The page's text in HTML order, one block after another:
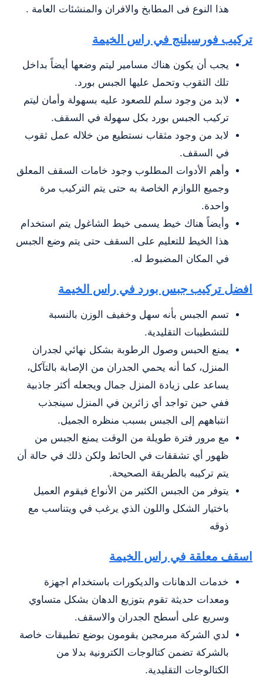
هذا النوع فى المطابخ والافران والمنشئات العامة .
تركيب فورسيلنج في راس الخيمة
يجب أن يكون هناك مسامير ليتم وضعها أيضاً بداخل
تلك الثقوب وتحمل عليها الجبس بورد.
لابد من وجود سلم للصعود عليه بسهولة وأمان ليتم
تركيب الجبس بورد بكل سهولة في السقف.
لابد من وجود مثقاب نستطيع من خلاله عمل ثقوب
في السقف.
وأهم الأدوات المطلوب وجود خامات السقف المعلق
وجميع اللوازم الخاصة به حتى يتم التركيب مرة
واحدة.
وأيضاً هناك خيط يسمى خيط الشاغول يتم استخدام
هذا الخيط للتعليم على السقف حتى يتم وضع الجبس
في المكان المضبوط له.
افضل تركيب جبس بورد في راس الخيمة
تسم الجبس بأنه سهل وخفيف الوزن بالنسبة
للتشطيبات التقليدية.
يمنع الحبس وصول الرطوبة بشكل نهائي لجدران
المنزل، كما أنه يحمي الجدران من الإصابة بالتآكل،
يساعد على زيادة المنزل جمال ويجعله أكثر جاذبية
ففي حين تواجد أي زائرين في المنزل سينجذب
انتباههم إلى الجبس بسبب منظره الجميل.
مع مرور فترة طويلة من الوقت يمنع الجبس من
ظهور أي تشققات في الحائط ولكن ذلك في حالة أن
يتم تركيبه بالطريقة الصحيحة.
يتوفر من الجبس الكثير من الأنواع فيقوم العميل
باختيار الشكل واللون الذي يرغب في ويتناسب مع
ذوقه
اسقف معلقة في راس الخيمة
خدمات الدهانات والديكورات باستخدام اجهزة
ومعدات حديثة تقوم بتوزيع الدهان بشكل متساوي
وسريع على أسطح الجدران والاسقف.
لدي الشركة مبرمجين يقومون بوضع تطبيقات خاصة
بالشركة تضمن كتالوجات الكترونية بدلا من
الكتالوجات التقليدية.